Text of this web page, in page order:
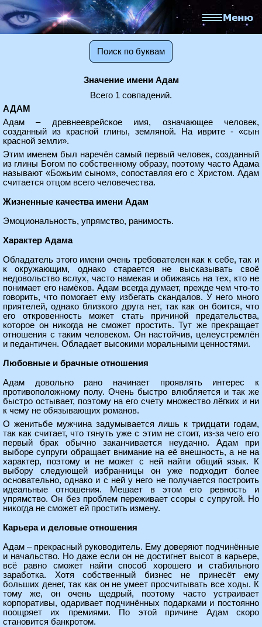
Поиск по буквам
Значение имени Адам
Всего 1 совпадений.
АДАМ
Адам – древнееврейское имя, означающее человек,
созданный из красной глины, земляной. На иврите - «сын
красной земли».
Этим именем был наречён самый первый человек, созданный
из глины Богом по собственному образу, поэтому часто Адама
называют «Божьим сыном», сопоставляя его с Христом. Адам
считается отцом всего человечества.
Жизненные качества имени Адам
Эмоциональность, упрямство, ранимость.
Характер Адама
Обладатель этого имени очень требователен как к себе, так и
к окружающим, однако старается не высказывать своё
недовольство вслух, часто намекая и обижаясь на тех, кто не
понимает его намёков. Адам всегда думает, прежде чем что-то
говорить, что помогает ему избегать скандалов. У него много
приятелей, однако близкого друга нет, так как он боится, что
его откровенность может стать причиной предательства,
которое он никогда не сможет простить. Тут же прекращает
отношения с таким человеком. Он настойчив, целеустремлён
и педантичен. Обладает высокими моральными ценностями.
Любовные и брачные отношения
Адам довольно рано начинает проявлять интерес к
противоположному полу. Очень быстро влюбляется и так же
быстро остывает, поэтому на его счету множество лёгких и ни
к чему не обязывающих романов.
О женитьбе мужчина задумывается лишь к тридцати годам,
так как считает, что тянуть уже с этим не стоит, из-за чего его
первый брак обычно заканчивается неудачно. Адам при
выборе супруги обращает внимание на её внешность, а не на
характер, поэтому и не может с ней найти общий язык. К
выбору следующей избранницы он уже подходит более
основательно, однако и с ней у него не получается построить
идеальные отношения. Мешает в этом его ревность и
упрямство. Он без проблем переживает ссоры с супругой. Но
никогда не сможет ей простить измену.
Карьера и деловые отношения
Адам – прекрасный руководитель. Ему доверяют подчинённые
и начальство. Но даже если он не достигнет высот в карьере,
всё равно сможет найти способ хорошего и стабильного
заработка. Хотя собственный бизнес не принесёт ему
больших денег, так как он не умеет просчитывать все ходы. К
тому же, он очень щедрый, поэтому часто устраивает
корпоративы, одаривает подчинённых подарками и постоянно
поощряет их премиями. По этой причине Адам скоро
становится банкротом.